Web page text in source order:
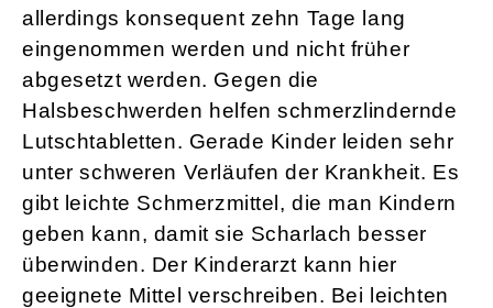
allerdings konsequent zehn Tage lang
eingenommen werden und nicht früher
abgesetzt werden. Gegen die
Halsbeschwerden helfen schmerzlindernde
Lutschtabletten. Gerade Kinder leiden sehr
unter schweren Verläufen der Krankheit. Es
gibt leichte Schmerzmittel, die man Kindern
geben kann, damit sie Scharlach besser
überwinden. Der Kinderarzt kann hier
geeignete Mittel verschreiben. Bei leichten